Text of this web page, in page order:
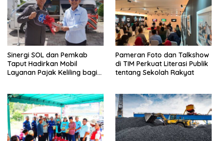
Sinergi SOL dan Pemkab
Taput Hadirkan Mobil
Layanan Pajak Keliling bagi
Pameran Foto dan Talkshow
di TIM Perkuat Literasi Publik
tentang Sekolah Rakyat